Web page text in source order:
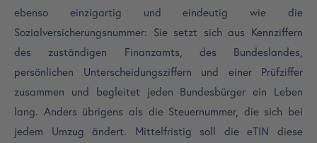
ebenso einzigartig und eindeutig wie die
Sozialversicherungsnummer: Sie setzt sich aus Kennziffern
des zuständigen Finanzamts, des Bundeslandes,
persönlichen Unterscheidungsziffern und einer Prüfziffer
zusammen und begleitet jeden Bundesbürger ein Leben
lang. Anders übrigens als die Steuernummer, die sich bei
jedem Umzug ändert. Mittelfristig soll die eTIN diese